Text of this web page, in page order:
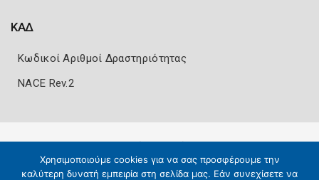
ΚΑΔ
Κωδικοί Αριθμοί Δραστηριότητας
NACE Rev.2
Χρησιμοποιούμε cookies για να σας προσφέρουμε την
καλύτερη δυνατή εμπειρία στη σελίδα μας. Εάν συνεχίσετε να
Copyright 2026 Knowledge A.E.